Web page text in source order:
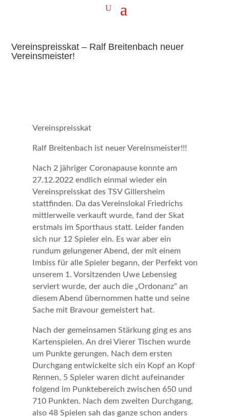
Vereinspreisskat – Ralf Breitenbach neuer
Vereinsmeister!
Vereinspreisskat
Ralf Breitenbach ist neuer Vereinsmeister!!!
Nach 2 jähriger Coronapause konnte am
27.12.2022 endlich einmal wieder ein
Vereinspreisskat des TSV Gillersheim
stattfinden. Da das Vereinslokal Friedrichs
mittlerweile verkauft wurde, fand der Skat
erstmals im Sporthaus statt. Leider fanden
sich nur 12 Spieler ein. Es war aber ein
rundum gelungener Abend, der mit einem
Imbiss für alle Spieler begann, der Perfekt von
unserem 1. Vorsitzenden Uwe Lebensieg
serviert wurde, der auch die „Ordonanz“ an
diesem Abend übernommen hatte und seine
Sache mit Bravour gemeistert hat.
Nach der gemeinsamen Stärkung ging es ans
Kartenspielen. An drei Vierer Tischen wurde
um Punkte gerungen. Nach dem ersten
Durchgang entwickelte sich ein Kopf an Kopf
Rennen, 5 Spieler waren dicht aufeinander
folgend im Punktebereich zwischen 650 und
710 Punkten. Nach dem zweiten Durchgang,
also 48 Spielen sah das ganze schon anders